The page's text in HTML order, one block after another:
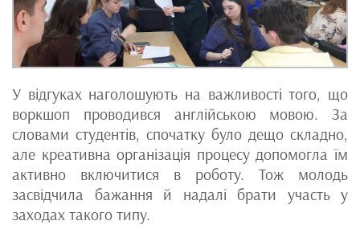
У відгуках наголошують на важливості того, що
воркшоп проводився англійською мовою. За
словами студентів, спочатку було дещо складно,
але креативна організація процесу допомогла їм
активно включитися в роботу. Тож молодь
засвідчила бажання й надалі брати участь у
заходах такого типу.